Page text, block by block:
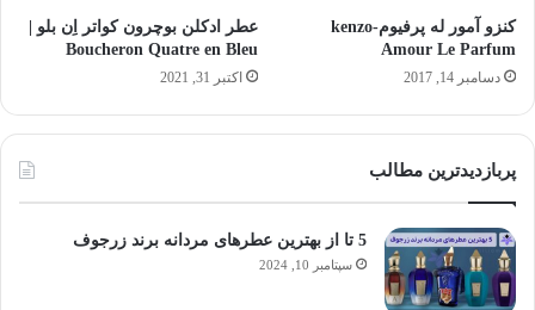
کنزو آمور له پرفیوم-kenzo
Amour Le Parfum
دسامبر 14, 2017
عطر ادکلن بوچرون کواتر اِن بلو |
Boucheron Quatre en Bleu
اکتبر 31, 2021
پربازدیدترین مطالب
5 تا از بهترین عطرهای مردانه برند زرجوف
سپتامبر 10, 2024